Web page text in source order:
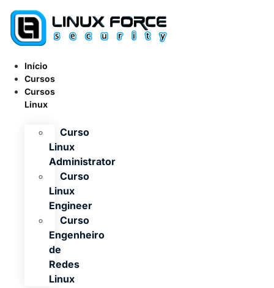
para
conteúdo
Início
Cursos
Cursos
Linux
Curso
Linux
Administrator
Curso
Linux
Engineer
Curso
Engenheiro
de
Redes
Linux